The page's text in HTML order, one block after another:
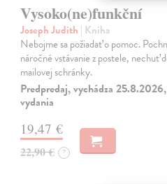
Vysoko(ne)funkční
Joseph Judith | Kniha
Nebojme sa požiadať o pomoc.
náročné vstávanie z postele, nechuť
mailovej schránky.
Predpredaj, vychádza
vydania
19,47 €
22,90 € ?